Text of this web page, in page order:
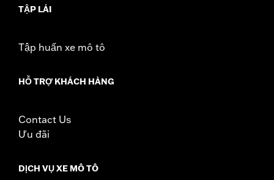
Sold In Units:
Rim Size UOM:Inches
Tread: GT502F
from different manufacturers on the same
TẬP LÁI
Tập huấn xe mô tô
HỖ TRỢ KHÁCH HÀNG
Contact Us
Ưu đãi
DỊCH VỤ XE MÔ TÔ